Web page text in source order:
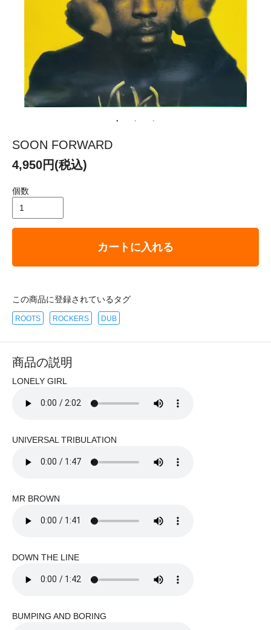
SOON FORWARD
4,950円(税込)
個数
カートに入れる
この商品に登録されているタグ
ROOTS ROCKERS DUB
商品の説明
LONELY GIRL
UNIVERSAL TRIBULATION
MR BROWN
DOWN THE LINE
BUMPING AND BORING